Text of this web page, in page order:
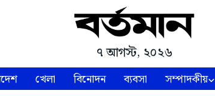
৭ আগস্ট, ২০২৬
খেলা বিনোদন ব্যবসা সম্পাদকীয়